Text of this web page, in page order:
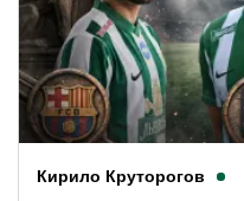
Кирило Круторогов